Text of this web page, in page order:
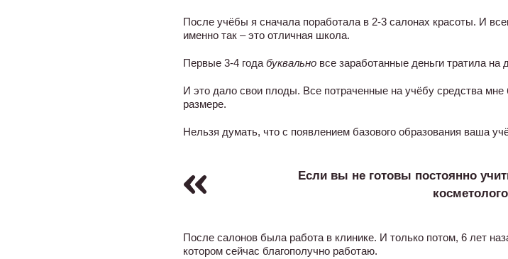
После учёбы я сначала поработала в 2-3 салонах красоты. И
именно так – это отличная школа.
Первые 3-4 года буквальновсе заработанные деньги тратила на
И это дало свои плоды. Все потраченные на учёбу средства
размере.
Нельзя думать, что с появлением базового образования ваша
Если вы не готовы постоянно
После салонов была работа в клинике. И только потом, 6 лет
котором сейчас благополучно работаю.